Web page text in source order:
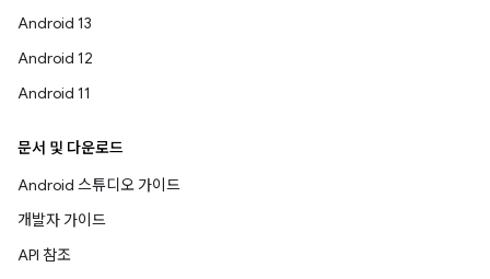
Android 13
Android 12
Android 11
문서 및 다운로드
Android 스튜디오 가이드
개발자 가이드
API 참조